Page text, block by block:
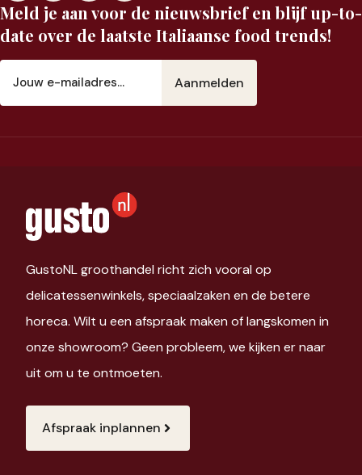
Meld je aan voor de nieuwsbrief en blijf up-to-
date over de laatste Italiaanse food trends!
mailadres
GustoNL groothandel richt zich vooral op
delicatessenwinkels, speciaalzaken en de betere
horeca. Wilt u een afspraak maken of langskomen in
onze showroom? Geen probleem, we kijken er naar
uit om u te ontmoeten.
Afspraak inplannen